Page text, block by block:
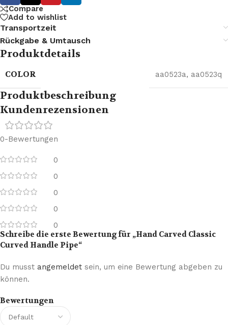
Compare
Add to wishlist
Transportzeit
Rückgabe & Umtausch
Produktdetails
COLOR aa0523a, aa0523q
Produktbeschreibung
Kundenrezensionen
0-Bewertungen
0
0
0
0
0
Bewertungen
Schreibe die erste Bewertung für „Hand Carved Classic
Curved Handle Pipe“
Du musst angemeldet sein, um eine Bewertung abgeben zu
können.